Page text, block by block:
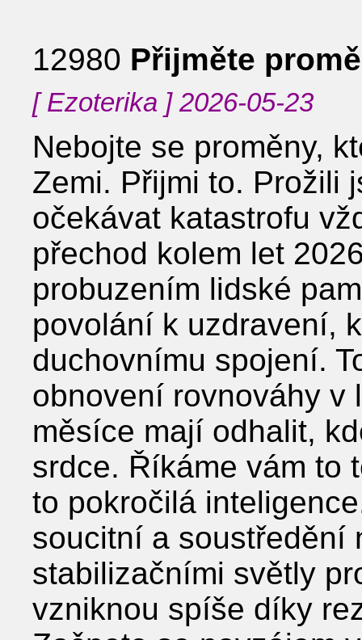
12980 Přijměte
[ Ezoterika ] 2026-05-23
Nebojte se proměny,
Zemi. Přijmi to. Prožili
očekávat katastrofu
přechod kolem let
probuzením lidské
povolání k uzdravení,
duchovnímu spojení.
obnovení rovnováhy v
měsíce mají odhalit,
srdce. Říkáme vám to
to pokročilá
soucitní a soustředění
stabilizačními světly
vzniknou spíše díky